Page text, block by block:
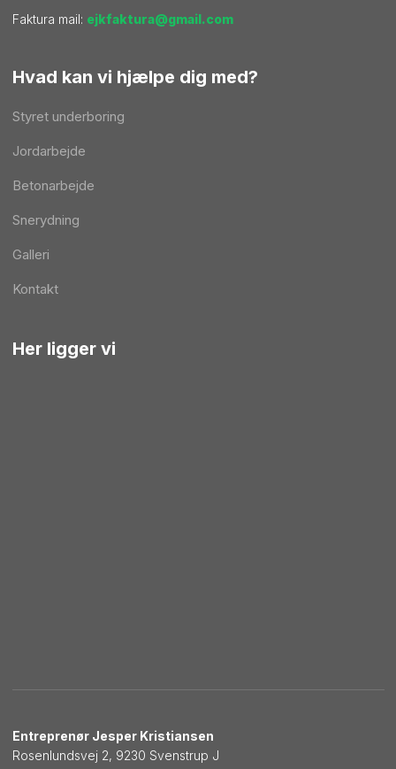
Faktura mail: ejkfaktura@gmail.com
Hvad kan vi hjælpe dig med?
Styret underboring
Jordarbejde
Betonarbejde
Snerydning
Galleri
Kontakt
Her ligger vi
Entreprenør Jesper Kristiansen
Rosenlundsvej 2, 9​230 Svenstrup J